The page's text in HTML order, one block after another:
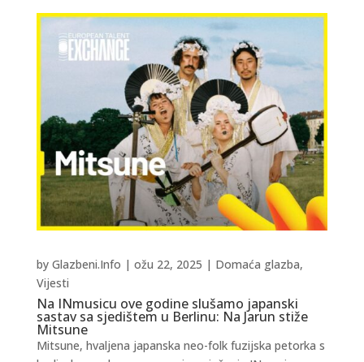
Na INmusicu ove godine slušamo japanski
sastav sa sjedištem u Berlinu: Na Jarun stiže
Mitsune
by Glazbeni.Info | ožu 22, 2025 | Domaća glazba,
Vijesti
Mitsune, hvaljena japanska neo-folk fuzijska petorka s